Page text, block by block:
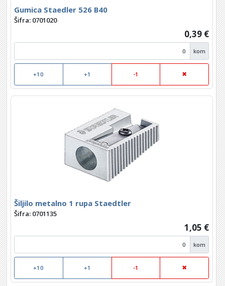
Gumica Staedler 526 B40
Šifra: 0701020
0,39 €
kom
+10 +1 -1
Šiljilo metalno 1 rupa Staedtler
Šifra: 0701135
1,05 €
kom
+10 +1 -1